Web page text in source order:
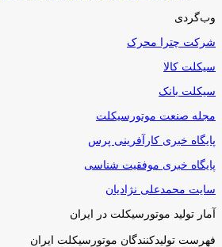
وب‌گردی
شرکت چترا محرک
سیکلت کالا
سیکلت بانک
مجله صنعت موتورسیکلت
پایگاه خبری کارآفرینی پرس
پایگاه خبری موفقیت شناسی
سایت محمدعلی نژادیان
آمار تولید موتورسیکلت در ایران
فهرست تولیدکنندگان موتورسیکلت ایران